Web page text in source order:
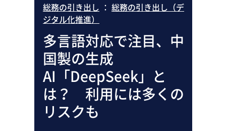
総務の引き出し ： 総務の引き出し（デ
ジタル化推進）
多言語対応で注目、中
国製の生成
AI「DeepSeek」と
は？ 利用には多くの
リスクも